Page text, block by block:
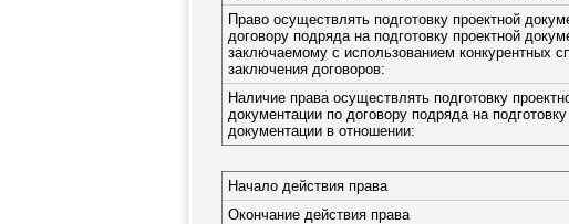
Право осуществлять подготовку проектной
договору подряда на подготовку проектной
заключаемому с использованием конкурентных
заключения договоров:
Наличие права осуществлять подготовку
документации по договору подряда на
документации в отношении:
Начало действия права
Окончание действия права